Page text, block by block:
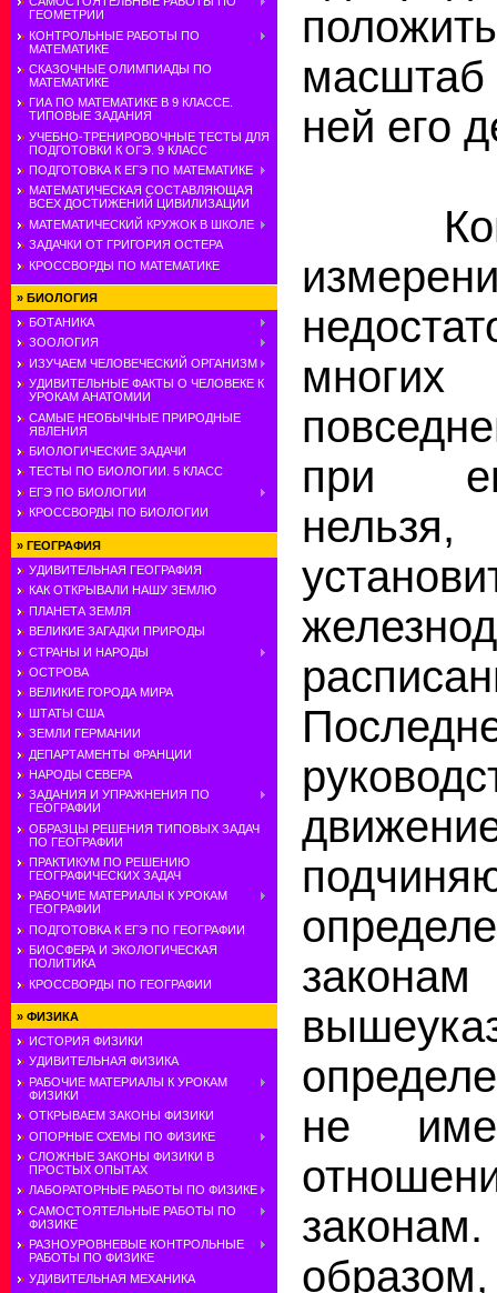
ГЕОМЕТРИИ
КОНТРОЛЬНЫЕ РАБОТЫ ПО
МАТЕМАТИКЕ
СКАЗОЧНЫЕ ОЛИМПИАДЫ ПО
МАТЕМАТИКЕ
ГИА ПО МАТЕМАТИКЕ В 9 КЛАССЕ.
ТИПОВЫЕ ЗАДАНИЯ
УЧЕБНО-ТРЕНИРОВОЧНЫЕ ТЕСТЫ ДЛЯ
ПОДГОТОВКИ К ОГЭ. 9 КЛАСС
ПОДГОТОВКА К ЕГЭ ПО МАТЕМАТИКЕ
МАТЕМАТИЧЕСКАЯ СОСТАВЛЯЮЩАЯ
ВСЕХ ДОСТИЖЕНИЙ ЦИВИЛИЗАЦИИ
МАТЕМАТИЧЕСКИЙ КРУЖОК В ШКОЛЕ
ЗАДАЧКИ ОТ ГРИГОРИЯ ОСТЕРА
КРОССВОРДЫ ПО МАТЕМАТИКЕ
» БИОЛОГИЯ
БОТАНИКА
ЗООЛОГИЯ
ИЗУЧАЕМ ЧЕЛОВЕЧЕСКИЙ ОРГАНИЗМ
УДИВИТЕЛЬНЫЕ ФАКТЫ О ЧЕЛОВЕКЕ К
УРОКАМ АНАТОМИИ
САМЫЕ НЕОБЫЧНЫЕ ПРИРОДНЫЕ
ЯВЛЕНИЯ
БИОЛОГИЧЕСКИЕ ЗАДАЧИ
ТЕСТЫ ПО БИОЛОГИИ. 5 КЛАСС
ЕГЭ ПО БИОЛОГИИ
КРОССВОРДЫ ПО БИОЛОГИИ
» ГЕОГРАФИЯ
УДИВИТЕЛЬНАЯ ГЕОГРАФИЯ
КАК ОТКРЫВАЛИ НАШУ ЗЕМЛЮ
ПЛАНЕТА ЗЕМЛЯ
ВЕЛИКИЕ ЗАГАДКИ ПРИРОДЫ
СТРАНЫ И НАРОДЫ
ОСТРОВА
ВЕЛИКИЕ ГОРОДА МИРА
ШТАТЫ США
ЗЕМЛИ ГЕРМАНИИ
ДЕПАРТАМЕНТЫ ФРАНЦИИ
НАРОДЫ СЕВЕРА
ЗАДАНИЯ И УПРАЖНЕНИЯ ПО
ГЕОГРАФИИ
ОБРАЗЦЫ РЕШЕНИЯ ТИПОВЫХ ЗАДАЧ
ПО ГЕОГРАФИИ
ПРАКТИКУМ ПО РЕШЕНИЮ
ГЕОГРАФИЧЕСКИХ ЗАДАЧ
РАБОЧИЕ МАТЕРИАЛЫ К УРОКАМ
ГЕОГРАФИИ
ПОДГОТОВКА К ЕГЭ ПО ГЕОГРАФИИ
БИОСФЕРА И ЭКОЛОГИЧЕСКАЯ
ПОЛИТИКА
КРОССВОРДЫ ПО ГЕОГРАФИИ
» ФИЗИКА
ИСТОРИЯ ФИЗИКИ
УДИВИТЕЛЬНАЯ ФИЗИКА
РАБОЧИЕ МАТЕРИАЛЫ К УРОКАМ
ФИЗИКИ
ОТКРЫВАЕМ ЗАКОНЫ ФИЗИКИ
ОПОРНЫЕ СХЕМЫ ПО ФИЗИКЕ
СЛОЖНЫЕ ЗАКОНЫ ФИЗИКИ В
ПРОСТЫХ ОПЫТАХ
ЛАБОРАТОРНЫЕ РАБОТЫ ПО ФИЗИКЕ
САМОСТОЯТЕЛЬНЫЕ РАБОТЫ ПО
ФИЗИКЕ
РАЗНОУРОВНЕВЫЕ КОНТРОЛЬНЫЕ
РАБОТЫ ПО ФИЗИКЕ
УДИВИТЕЛЬНАЯ МЕХАНИКА
ней его
при
не